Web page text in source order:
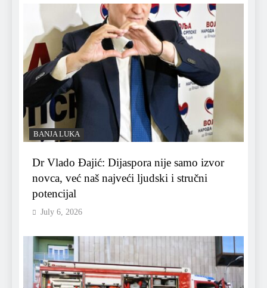
BANJA LUKA
Dr Vlado Đajić: Dijaspora nije samo izvor
novca, već naš najveći ljudski i stručni
potencijal
July 6, 2026